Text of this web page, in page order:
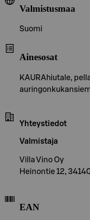
Valmistusmaa
Suomi
Ainesosat
KAURAhiutale,
Yhteystiedot
Valmistaja
Villa Vino Oy
Heinontie 12,
EAN